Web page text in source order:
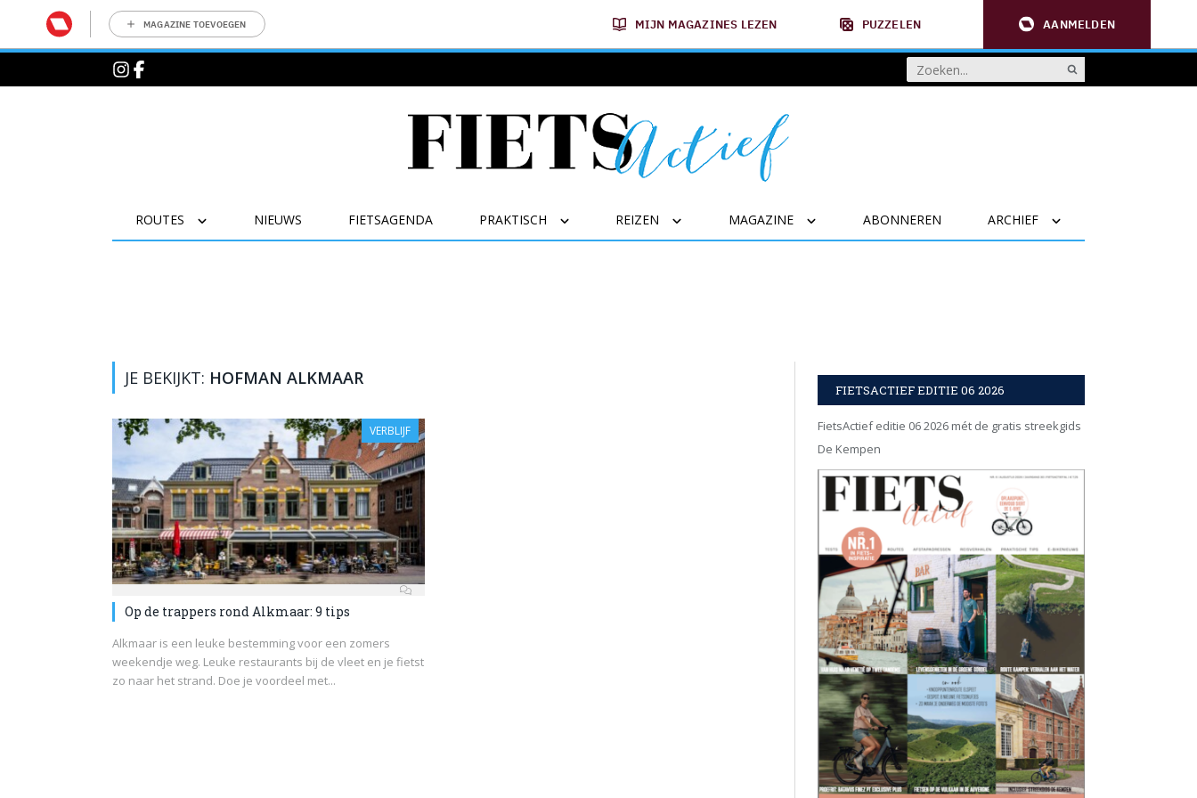
MAGAZINE TOEVOEGEN MIJN MAGAZINES LEZEN PUZZELEN AANMELDEN
ROUTES NIEUWS FIETSAGENDA PRAKTISCH REIZEN MAGAZINE ABONNEREN ARCHIEF
JE BEKIJKT: HOFMAN ALKMAAR
VERBLIJF
Op de trappers rond Alkmaar: 9 tips
Alkmaar is een leuke bestemming voor een zomers
weekendje weg. Leuke restaurants bij de vleet en je fietst
zo naar het strand. Doe je voordeel met...
FIETSACTIEF EDITIE 06 2026
FietsActief editie 06 2026 mét de gratis streekgids
De Kempen